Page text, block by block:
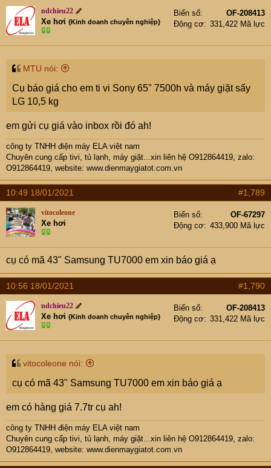
ndchieu22
Xe hơi {Kinh doanh chuyên nghiệp}
Biển số
OF-208413
Động cơ
331,422 Mã lực
MTU nói:
Cụ báo giá cho em ti vi Sony 65" 7500h và máy giặt sấy
LG 10,5 kg
em gửi cụ giá vào inbox rồi đó ah!
công ty TNHH điện máy ELA việt nam
Chuyên cung cấp tivi, tủ lạnh, máy giặt...xin liên hệ O912864419, zalo:
O912864419, website: www.dienmaygiatot.com.vn
10:49 18/01/2021 #1,789
vitocoleone
Xe hơi
Biển số
OF-67297
Động cơ
433,900 Mã lực
cụ có mã 43" Samsung TU7000 em xin báo giá ạ
10:56 18/01/2021 #1,790
ndchieu22
Xe hơi {Kinh doanh chuyên nghiệp}
Biển số
OF-208413
Động cơ
331,422 Mã lực
vitocoleone nói:
cụ có mã 43" Samsung TU7000 em xin báo giá ạ
em có hàng giá 7.7tr cụ ah!
công ty TNHH điện máy ELA việt nam
Chuyên cung cấp tivi, tủ lạnh, máy giặt...xin liên hệ O912864419, zalo:
O912864419, website: www.dienmaygiatot.com.vn